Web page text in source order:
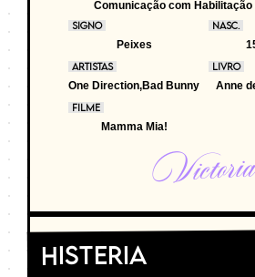
Comunicação com Habilitação
SIGNO
Peixes
NASC.
ARTISTAS
One Direction,Bad Bunny
LIVRO
Anne
FILME
Mamma Mia!
Victoria
Histeria